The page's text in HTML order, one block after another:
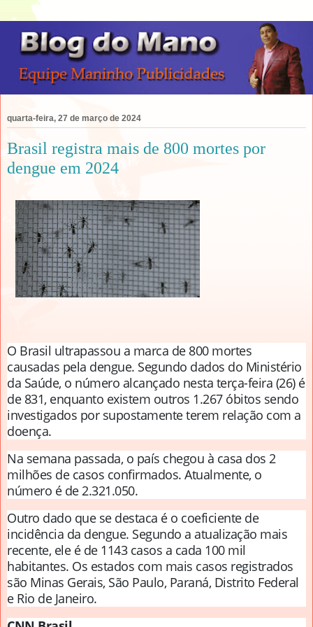
quarta-feira, 27 de março de 2024
Brasil registra mais de 800 mortes por
dengue em 2024
O Brasil ultrapassou a marca de 800 mortes
causadas pela dengue. Segundo dados do Ministério
da Saúde, o número alcançado nesta terça-feira (26) é
de 831, enquanto existem outros 1.267 óbitos sendo
investigados por supostamente terem relação com a
doença.
Na semana passada, o país chegou à casa dos 2
milhões de casos confirmados. Atualmente, o
número é de 2.321.050.
Outro dado que se destaca é o coeficiente de
incidência da dengue. Segundo a atualização mais
recente, ele é de 1143 casos a cada 100 mil
habitantes. Os estados com mais casos registrados
são Minas Gerais, São Paulo, Paraná, Distrito Federal
e Rio de Janeiro.